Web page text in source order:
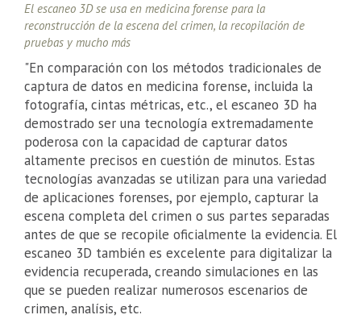
El escaneo 3D se usa en medicina forense para la
reconstrucción de la escena del crimen, la recopilación de
pruebas y mucho más
"En comparación con los métodos tradicionales de
captura de datos en medicina forense, incluida la
fotografía, cintas métricas, etc., el escaneo 3D ha
demostrado ser una tecnología extremadamente
poderosa con la capacidad de capturar datos
altamente precisos en cuestión de minutos. Estas
tecnologías avanzadas se utilizan para una variedad
de aplicaciones forenses, por ejemplo, capturar la
escena completa del crimen o sus partes separadas
antes de que se recopile oficialmente la evidencia. El
escaneo 3D también es excelente para digitalizar la
evidencia recuperada, creando simulaciones en las
que se pueden realizar numerosos escenarios de
crimen, analísis, etc.